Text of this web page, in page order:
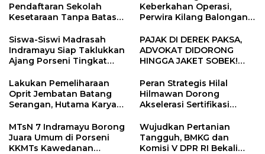
Pendaftaran Sekolah
Kesetaraan Tanpa Batas
Keberkahan Operasi,
Perwira Kilang Balongan
Siswa-Siswi Madrasah
Indramayu Siap Taklukkan
Ajang Porseni Tingkat
PAJAK DI DEREK PAKSA,
ADVOKAT DIDORONG
HINGGA JAKET SOBEK!
Ngamuk Kepung Polresta
Pekanbaru!
Lakukan Pemeliharaan
Oprit Jembatan Batang
Serangan, Hutama Karya
55 Tol Binjai–Langsa
Peran Strategis Hilal
Hilmawan Dorong
Akselerasi Sertifikasi
Entaskan Kemiskinan di
Indramayu
MTsN 7 Indramayu Borong
Juara Umum di Porseni
KKMTs Kawedanan
Wujudkan Pertanian
Tangguh, BMKG dan
Komisi V DPR RI Bekali